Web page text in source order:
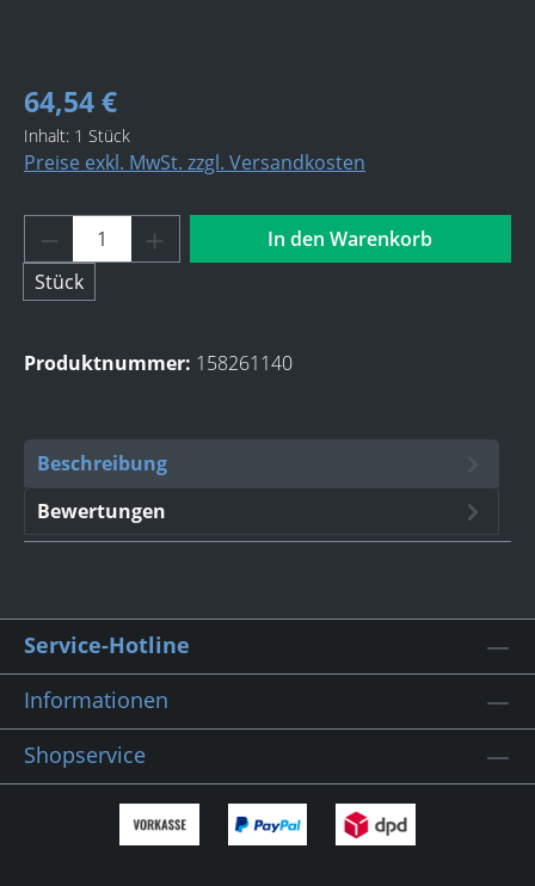
64,54 €
Inhalt: 1 Stück
Preise exkl. MwSt. zzgl. Versandkosten
Produkt Anzahl: Gib den gewünschten
Stück
In den Warenkorb
Produktnummer: 158261140
Beschreibung
Bewertungen
Service-Hotline
Informationen
Shopservice